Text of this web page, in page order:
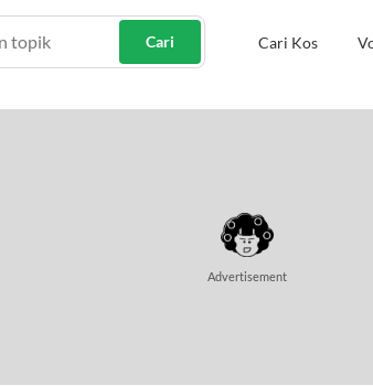
Cari Cari Kos
Advertisement